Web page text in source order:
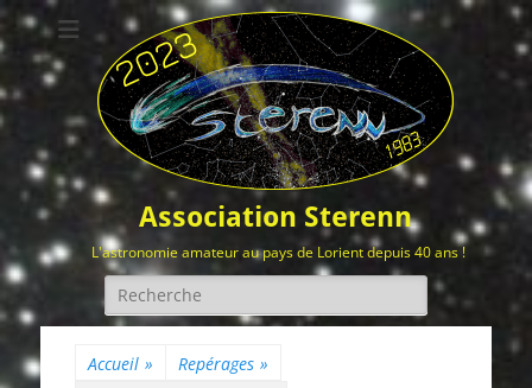
Association Sterenn
L'astronomie amateur au pays de Lorient depuis 40 ans !
Rechercher :
Accueil » Repérages »